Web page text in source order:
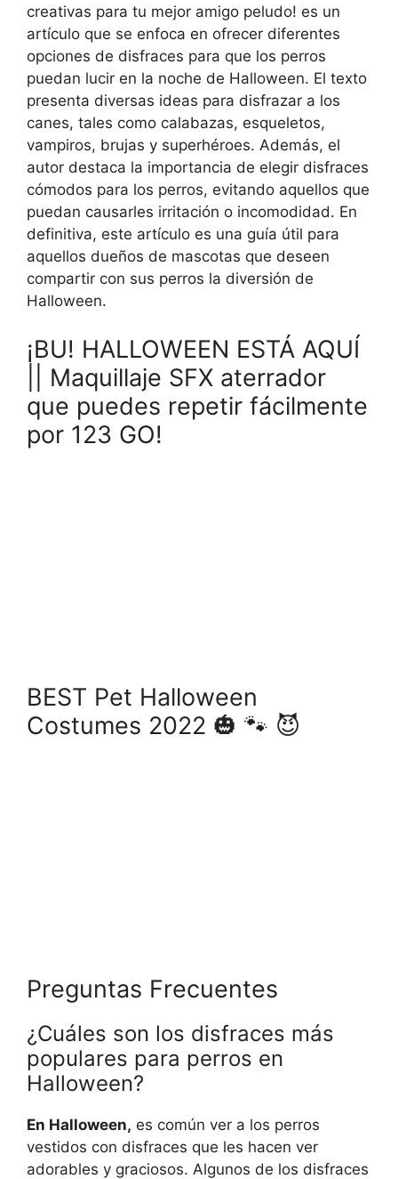
creativas para tu mejor amigo peludo! es un
artículo que se enfoca en ofrecer diferentes
opciones de disfraces para que los perros
puedan lucir en la noche de Halloween. El texto
presenta diversas ideas para disfrazar a los
canes, tales como calabazas, esqueletos,
vampiros, brujas y superhéroes. Además, el
autor destaca la importancia de elegir disfraces
cómodos para los perros, evitando aquellos que
puedan causarles irritación o incomodidad. En
definitiva, este artículo es una guía útil para
aquellos dueños de mascotas que deseen
compartir con sus perros la diversión de
Halloween.
¡BU! HALLOWEEN ESTÁ AQUÍ
|| Maquillaje SFX aterrador
que puedes repetir fácilmente
por 123 GO!
BEST Pet Halloween
Costumes 2022 🎃 🐾 😈
Preguntas Frecuentes
¿Cuáles son los disfraces más
populares para perros en
Halloween?
En Halloween, es común ver a los perros
vestidos con disfraces que les hacen ver
adorables y graciosos. Algunos de los disfraces